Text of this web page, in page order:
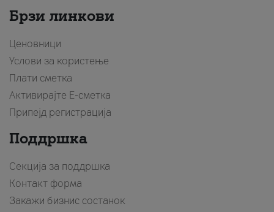
Брзи линкови
Ценовници
Услови за користење
Плати сметка
Активирајте Е-сметка
Припејд регистрација
Поддршка
Секција за поддршка
Контакт форма
Закажи бизнис состанок